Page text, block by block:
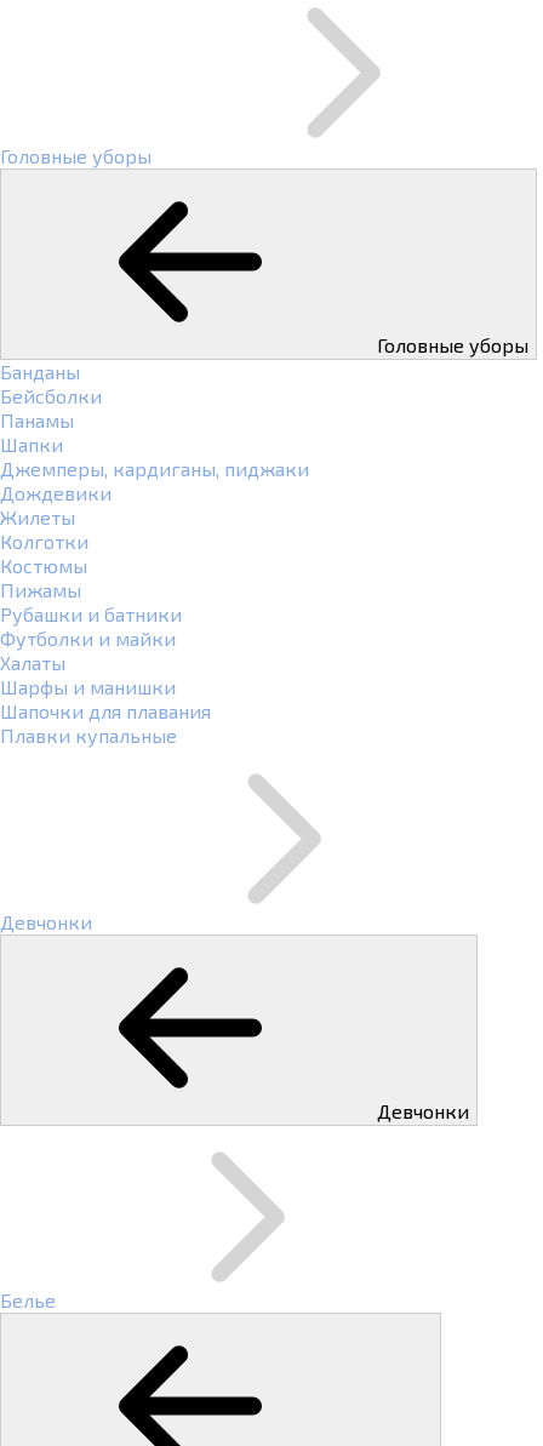
Головные уборы
Головные уборы
Банданы
Бейсболки
Панамы
Шапки
Джемперы, кардиганы, пиджаки
Дождевики
Жилеты
Колготки
Костюмы
Пижамы
Рубашки и батники
Футболки и майки
Халаты
Шарфы и манишки
Шапочки для плавания
Плавки купальные
Девчонки
Девчонки
Белье